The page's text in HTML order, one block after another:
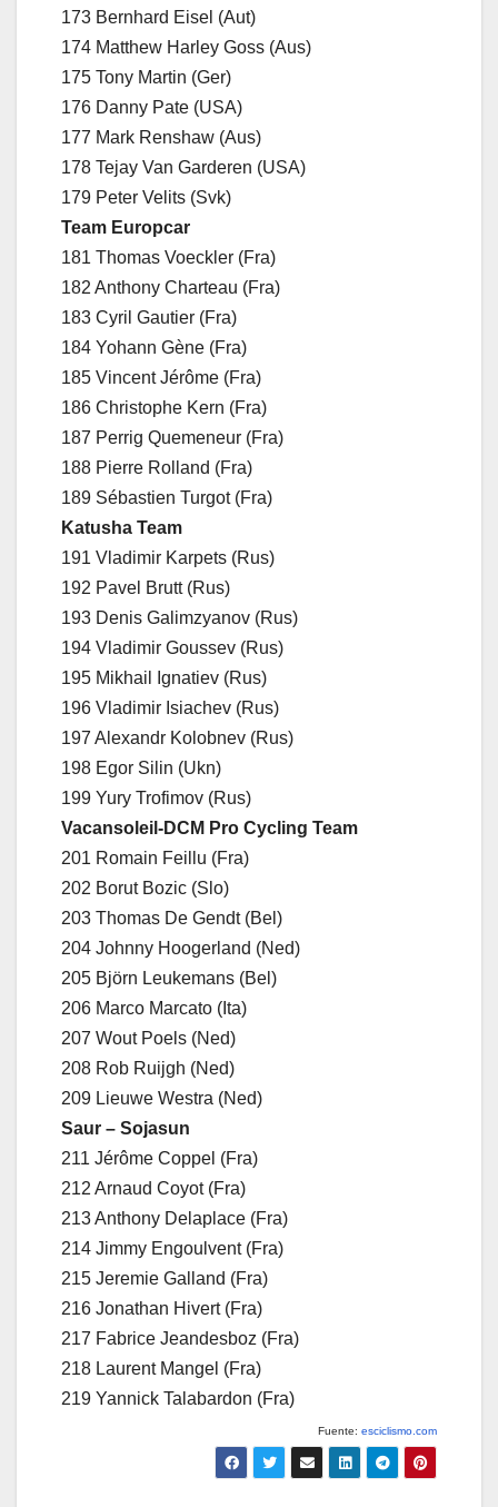
173 Bernhard Eisel (Aut)
174 Matthew Harley Goss (Aus)
175 Tony Martin (Ger)
176 Danny Pate (USA)
177 Mark Renshaw (Aus)
178 Tejay Van Garderen (USA)
179 Peter Velits (Svk)
Team Europcar
181 Thomas Voeckler (Fra)
182 Anthony Charteau (Fra)
183 Cyril Gautier (Fra)
184 Yohann Gène (Fra)
185 Vincent Jérôme (Fra)
186 Christophe Kern (Fra)
187 Perrig Quemeneur (Fra)
188 Pierre Rolland (Fra)
189 Sébastien Turgot (Fra)
Katusha Team
191 Vladimir Karpets (Rus)
192 Pavel Brutt (Rus)
193 Denis Galimzyanov (Rus)
194 Vladimir Goussev (Rus)
195 Mikhail Ignatiev (Rus)
196 Vladimir Isiachev (Rus)
197 Alexandr Kolobnev (Rus)
198 Egor Silin (Ukn)
199 Yury Trofimov (Rus)
Vacansoleil-DCM Pro Cycling Team
201 Romain Feillu (Fra)
202 Borut Bozic (Slo)
203 Thomas De Gendt (Bel)
204 Johnny Hoogerland (Ned)
205 Björn Leukemans (Bel)
206 Marco Marcato (Ita)
207 Wout Poels (Ned)
208 Rob Ruijgh (Ned)
209 Lieuwe Westra (Ned)
Saur – Sojasun
211 Jérôme Coppel (Fra)
212 Arnaud Coyot (Fra)
213 Anthony Delaplace (Fra)
214 Jimmy Engoulvent (Fra)
215 Jeremie Galland (Fra)
216 Jonathan Hivert (Fra)
217 Fabrice Jeandesboz (Fra)
218 Laurent Mangel (Fra)
219 Yannick Talabardon (Fra)
Fuente: esciclismo.com